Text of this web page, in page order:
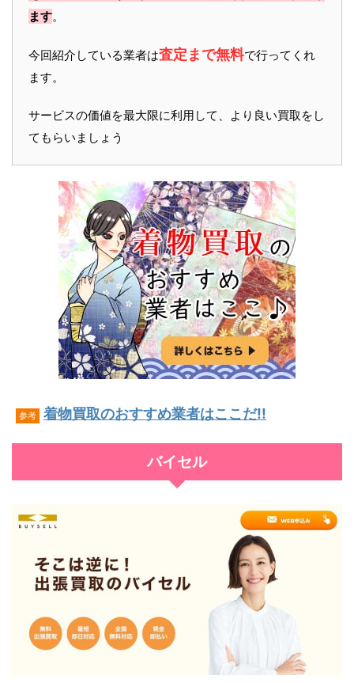
ます。
今回紹介している業者は査定まで無料で行ってくれ
ます。
サービスの価値を最大限に利用して、より良い買取をし
てもらいましょう
参考 着物買取のおすすめ業者はここだ!!
バイセル